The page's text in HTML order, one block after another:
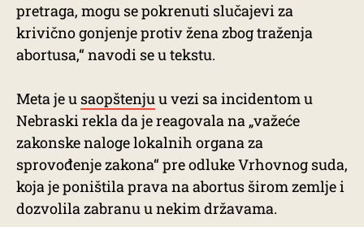
pretraga, mogu se pokrenuti slučajevi za
krivično gonjenje protiv žena zbog traženja
abortusa,“ navodi se u tekstu.
Meta je u saopštenjuu vezi sa incidentom u
Nebraski rekla da je reagovala na „važeće
zakonske naloge lokalnih organa za
sprovođenje zakona“ pre odluke Vrhovnog suda,
koja je poništila prava na abortus širom zemlje i
dozvolila zabranu u nekim državama.